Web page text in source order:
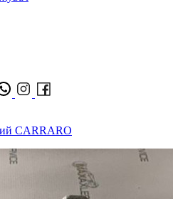
CARRARO